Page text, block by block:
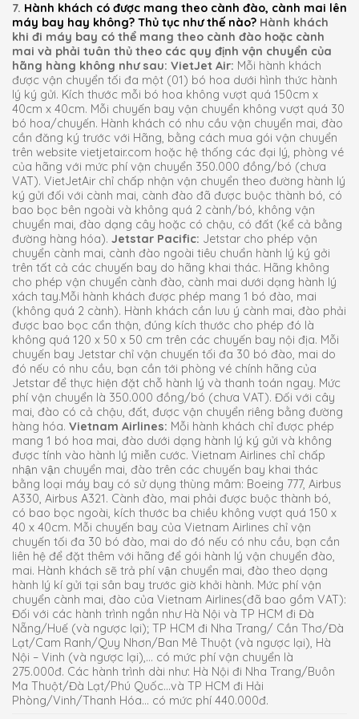
7. Hành khách có được mang theo cành đào, cành mai lên
máy bay hay không? Thủ tục như thế nào? Hành khách
khi đi máy bay có thể mang theo cành đào hoặc cành
mai và phải tuân thủ theo các quy định vận chuyển của
hãng hàng không như sau: VietJet Air: Mỗi hành khách
được vận chuyển tối đa một (01) bó hoa dưới hình thức hành
lý ký gửi. Kích thước mỗi bó hoa không vượt quá 150cm x
40cm x 40cm. Mỗi chuyến bay vận chuyển không vượt quá 30
bó hoa/chuyến. Hành khách có nhu cầu vận chuyển mai, đào
cần đăng ký trước với Hãng, bằng cách mua gói vận chuyển
trên website vietjetair.com hoặc hệ thống các đại lý, phòng vé
của hãng với mức phí vận chuyển 350.000 đồng/bó (chưa
VAT). VietJetAir chỉ chấp nhận vận chuyển theo đường hành lý
ký gửi đối với cành mai, cành đào đã được buộc thành bó, có
bao bọc bên ngoài và không quá 2 cành/bó, không vận
chuyển mai, đào dạng cây hoặc có chậu, có đất (kể cả bằng
đường hàng hóa). Jetstar Pacific: Jetstar cho phép vận
chuyển cành mai, cành đào ngoài tiêu chuẩn hành lý ký gởi
trên tất cả các chuyến bay do hãng khai thác. Hãng không
cho phép vận chuyển cành đào, cành mai dưới dạng hành lý
xách tay.Mỗi hành khách được phép mang 1 bó đào, mai
(không quá 2 cành). Hành khách cần lưu ý cành mai, đào phải
được bao bọc cẩn thận, đúng kích thước cho phép đó là
không quá 120 x 50 x 50 cm trên các chuyến bay nội địa. Mỗi
chuyến bay Jetstar chỉ vận chuyến tối đa 30 bó đào, mai do
đó nếu có nhu cầu, bạn cần tới phòng vé chính hãng của
Jetstar để thực hiện đặt chỗ hành lý và thanh toán ngay. Mức
phí vận chuyển là 350.000 đồng/bó (chưa VAT). Đối với cây
mai, đào có cả chậu, đất, được vận chuyển riêng bằng đường
hàng hóa. Vietnam Airlines: Mỗi hành khách chỉ được phép
mang 1 bó hoa mai, đào dưới dạng hành lý ký gửi và không
được tính vào hành lý miễn cước. Vietnam Airlines chỉ chấp
nhận vận chuyển mai, đào trên các chuyến bay khai thác
bằng loại máy bay có sử dụng thùng mâm: Boeing 777, Airbus
A330, Airbus A321. Cành đào, mai phải được buộc thành bó,
có bao bọc ngoài, kích thước ba chiều không vượt quá 150 x
40 x 40cm. Mỗi chuyến bay của Vietnam Airlines chỉ vận
chuyến tối đa 30 bó đào, mai do đó nếu có nhu cầu, bạn cần
liên hệ để đặt thêm với hãng để gói hành lý vận chuyển đào,
mai. Hành khách sẽ trả phí vận chuyển mai, đào theo dạng
hành lý kí gửi tại sân bay trước giờ khởi hành. Mức phí vận
chuyển cành mai, đào của Vietnam Airlines(đã bao gồm VAT):
Đối với các hành trình ngắn như Hà Nội và TP HCM đi Đà
Nẵng/Huế (và ngược lại); TP HCM đi Nha Trang/ Cần Thơ/Đà
Lạt/Cam Ranh/Quy Nhơn/Ban Mê Thuột (và ngược lại), Hà
Nội – Vinh (và ngược lại),… có mức phí vận chuyển là
275.000đ. Các hành trình dài như: Hà Nội đi Nha Trang/Buôn
Ma Thuột/Đà Lạt/Phú Quốc…và TP HCM đi Hải
Phòng/Vinh/Thanh Hóa… có mức phí 440.000đ.